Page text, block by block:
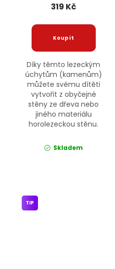
319 Kč
Díky těmto lezeckým
úchytům (kamenům)
můžete svému dítěti
vytvořit z obyčejné
stěny ze dřeva nebo
jiného materiálu
horolezeckou stěnu.
Skladem
TIP